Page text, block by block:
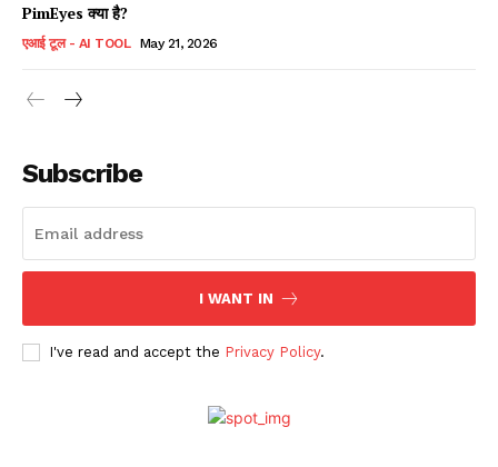
PimEyes क्या है?
एआई टूल - AI TOOL May 21, 2026
Subscribe
I WANT IN
I've read and accept the Privacy Policy.